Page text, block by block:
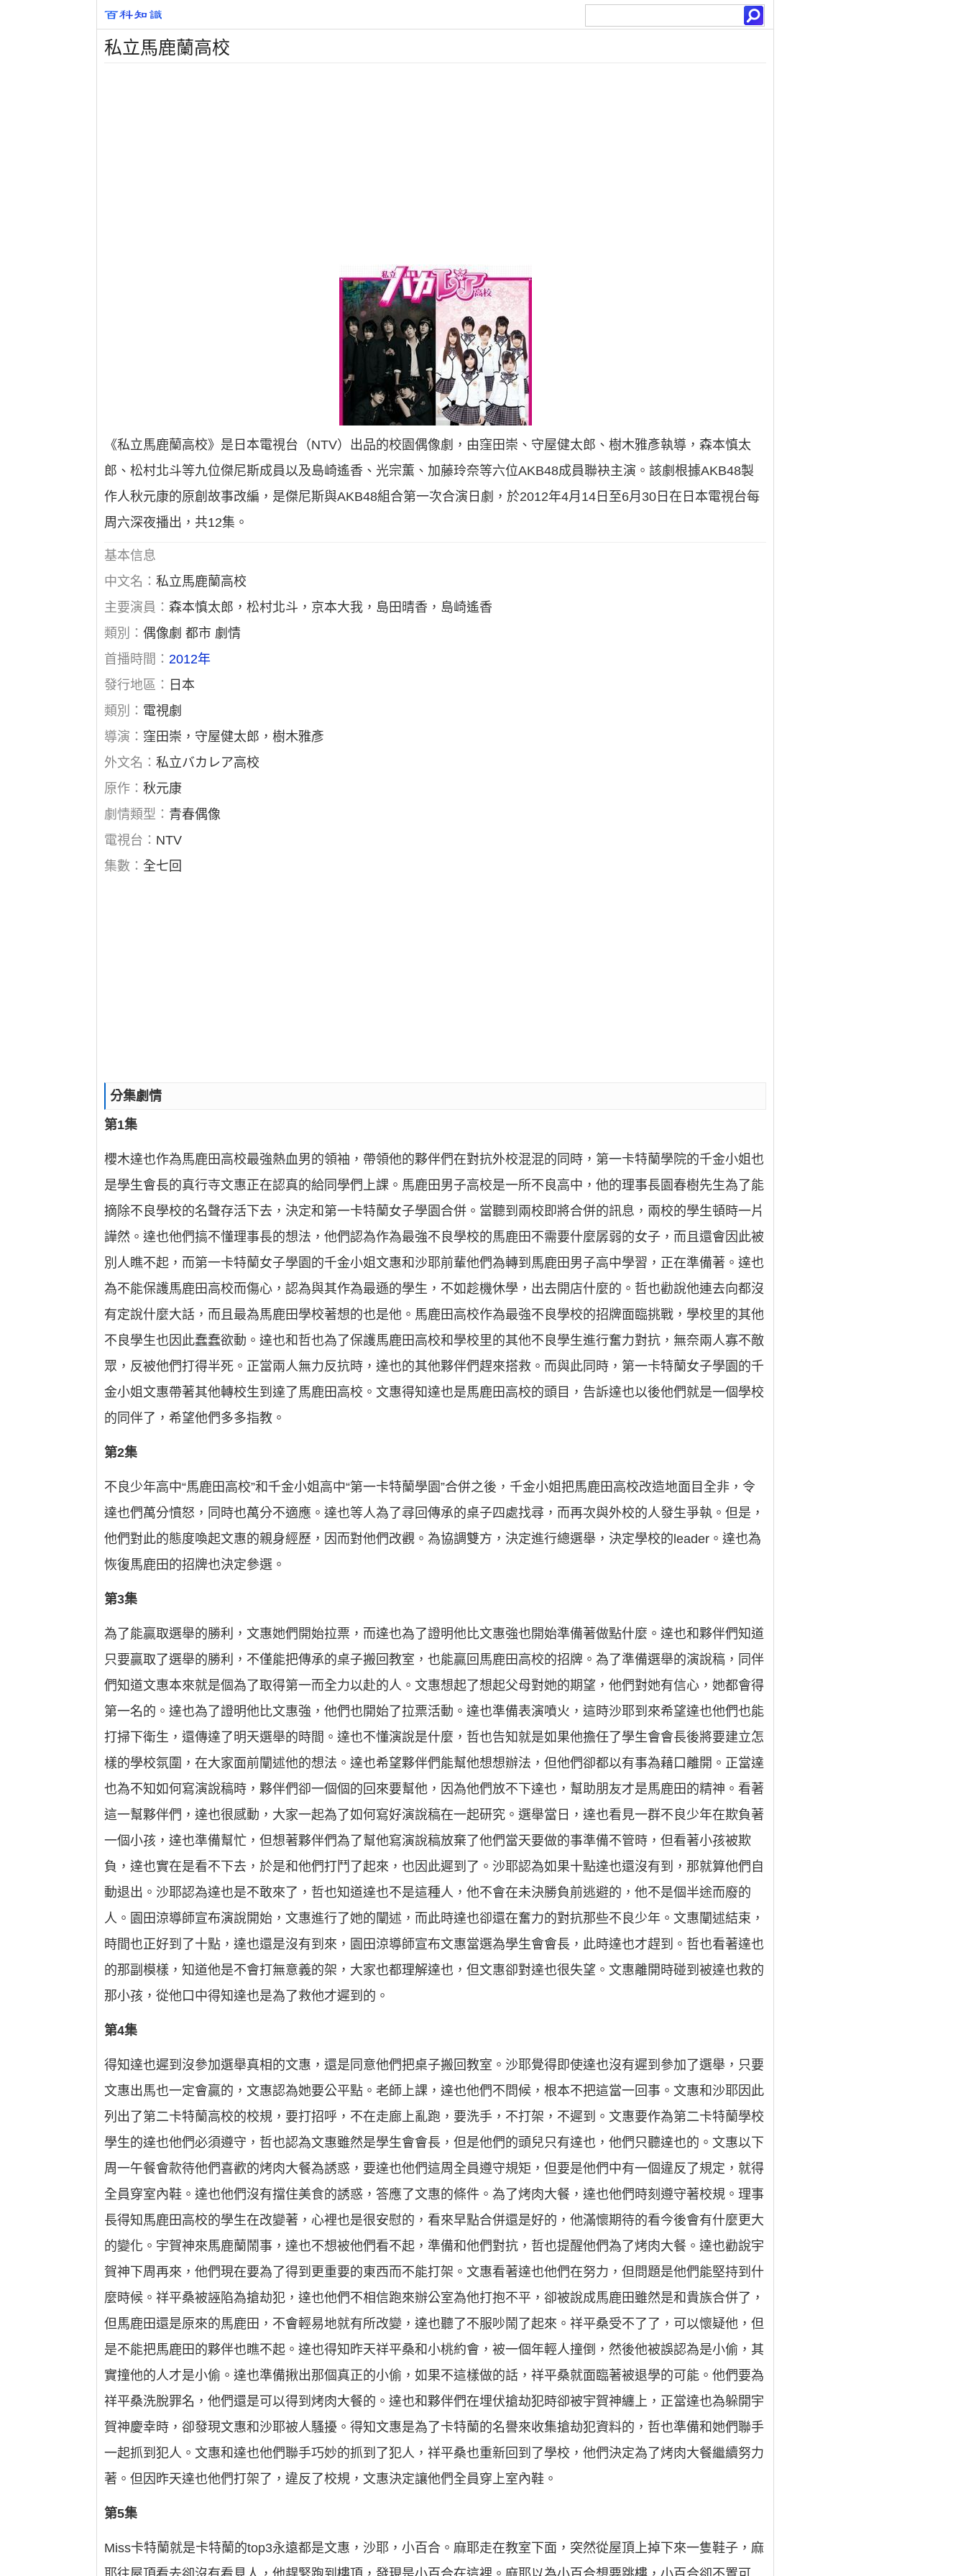
私立馬鹿蘭高校
《私立馬鹿蘭高校》是日本電視台（NTV）出品的校園偶像劇，由窪田崇、守屋健太郎、樹木雅彥執導，森本慎太
郎、松村北斗等九位傑尼斯成員以及島崎遙香、光宗薫、加藤玲奈等六位AKB48成員聯袂主演。該劇根據AKB48製
作人秋元康的原創故事改編，是傑尼斯與AKB48組合第一次合演日劇，於2012年4月14日至6月30日在日本電視台每
周六深夜播出，共12集。
基本信息
中文名：私立馬鹿蘭高校
主要演員：森本慎太郎，松村北斗，京本大我，島田晴香，島崎遙香
類別：偶像劇 都市 劇情
首播時間：2012年
發行地區： 日本
類別： 電視劇
導演： 窪田崇，守屋健太郎，樹木雅彥
外文名：私立バカレア高校
原作：秋元康
劇情類型： 青春偶像
電視台： NTV
集數： 全七回
分集劇情
第1集
櫻木達也作為馬鹿田高校最強熱血男的領袖，帶領他的夥伴們在對抗外校混混的同時，第一卡特蘭學院的千金小姐也
是學生會長的真行寺文惠正在認真的給同學們上課。馬鹿田男子高校是一所不良高中，他的理事長園春樹先生為了能
摘除不良學校的名聲存活下去，決定和第一卡特蘭女子學園合併。當聽到兩校即將合併的訊息，兩校的學生頓時一片
譁然。達也他們搞不懂理事長的想法，他們認為作為最強不良學校的馬鹿田不需要什麼孱弱的女子，而且還會因此被
別人瞧不起，而第一卡特蘭女子學園的千金小姐文惠和沙耶前輩他們為轉到馬鹿田男子高中學習，正在準備著。達也
為不能保護馬鹿田高校而傷心，認為與其作為最遜的學生，不如趁機休學，出去開店什麼的。哲也勸說他連去向都沒
有定說什麼大話，而且最為馬鹿田學校著想的也是他。馬鹿田高校作為最強不良學校的招牌面臨挑戰，學校里的其他
不良學生也因此蠢蠢欲動。達也和哲也為了保護馬鹿田高校和學校里的其他不良學生進行奮力對抗，無奈兩人寡不敵
眾，反被他們打得半死。正當兩人無力反抗時，達也的其他夥伴們趕來搭救。而與此同時，第一卡特蘭女子學園的千
金小姐文惠帶著其他轉校生到達了馬鹿田高校。文惠得知達也是馬鹿田高校的頭目，告訴達也以後他們就是一個學校
的同伴了，希望他們多多指教。
第2集
不良少年高中“馬鹿田高校”和千金小姐高中“第一卡特蘭學園”合併之後，千金小姐把馬鹿田高校改造地面目全非，令
達也們萬分憤怒，同時也萬分不適應。達也等人為了尋回傳承的桌子四處找尋，而再次與外校的人發生爭執。但是，
他們對此的態度喚起文惠的親身經歷，因而對他們改觀。為協調雙方，決定進行總選舉，決定學校的leader。達也為
恢復馬鹿田的招牌也決定參選。
第3集
為了能贏取選舉的勝利，文惠她們開始拉票，而達也為了證明他比文惠強也開始準備著做點什麼。達也和夥伴們知道
只要贏取了選舉的勝利，不僅能把傳承的桌子搬回教室，也能贏回馬鹿田高校的招牌。為了準備選舉的演說稿，同伴
們知道文惠本來就是個為了取得第一而全力以赴的人。文惠想起了想起父母對她的期望，他們對她有信心，她都會得
第一名的。達也為了證明他比文惠強，他們也開始了拉票活動。達也準備表演噴火，這時沙耶到來希望達也他們也能
打掃下衛生，還傳達了明天選舉的時間。達也不懂演說是什麼，哲也告知就是如果他擔任了學生會會長後將要建立怎
樣的學校氛圍，在大家面前闡述他的想法。達也希望夥伴們能幫他想想辦法，但他們卻都以有事為藉口離開。正當達
也為不知如何寫演說稿時，夥伴們卻一個個的回來要幫他，因為他們放不下達也，幫助朋友才是馬鹿田的精神。看著
這一幫夥伴們，達也很感動，大家一起為了如何寫好演說稿在一起研究。選舉當日，達也看見一群不良少年在欺負著
一個小孩，達也準備幫忙，但想著夥伴們為了幫他寫演說稿放棄了他們當天要做的事準備不管時，但看著小孩被欺
負，達也實在是看不下去，於是和他們打鬥了起來，也因此遲到了。沙耶認為如果十點達也還沒有到，那就算他們自
動退出。沙耶認為達也是不敢來了，哲也知道達也不是這種人，他不會在未決勝負前逃避的，他不是個半途而廢的
人。園田涼導師宣布演說開始，文惠進行了她的闡述，而此時達也卻還在奮力的對抗那些不良少年。文惠闡述結束，
時間也正好到了十點，達也還是沒有到來，園田涼導師宣布文惠當選為學生會會長，此時達也才趕到。哲也看著達也
的那副模樣，知道他是不會打無意義的架，大家也都理解達也，但文惠卻對達也很失望。文惠離開時碰到被達也救的
那小孩，從他口中得知達也是為了救他才遲到的。
第4集
得知達也遲到沒參加選舉真相的文惠，還是同意他們把桌子搬回教室。沙耶覺得即使達也沒有遲到參加了選舉，只要
文惠出馬也一定會贏的，文惠認為她要公平點。老師上課，達也他們不問候，根本不把這當一回事。文惠和沙耶因此
列出了第二卡特蘭高校的校規，要打招呼，不在走廊上亂跑，要洗手，不打架，不遲到。文惠要作為第二卡特蘭學校
學生的達也他們必須遵守，哲也認為文惠雖然是學生會會長，但是他們的頭兒只有達也，他們只聽達也的。文惠以下
周一午餐會款待他們喜歡的烤肉大餐為誘惑，要達也他們這周全員遵守規矩，但要是他們中有一個違反了規定，就得
全員穿室內鞋。達也他們沒有擋住美食的誘惑，答應了文惠的條件。為了烤肉大餐，達也他們時刻遵守著校規。理事
長得知馬鹿田高校的學生在改變著，心裡也是很安慰的，看來早點合併還是好的，他滿懷期待的看今後會有什麼更大
的變化。宇賀神來馬鹿蘭鬧事，達也不想被他們看不起，準備和他們對抗，哲也提醒他們為了烤肉大餐。達也勸說宇
賀神下周再來，他們現在要為了得到更重要的東西而不能打架。文惠看著達也他們在努力，但問題是他們能堅持到什
麼時候。祥平桑被誣陷為搶劫犯，達也他們不相信跑來辦公室為他打抱不平，卻被說成馬鹿田雖然是和貴族合併了，
但馬鹿田還是原來的馬鹿田，不會輕易地就有所改變，達也聽了不服吵鬧了起來。祥平桑受不了了，可以懷疑他，但
是不能把馬鹿田的夥伴也瞧不起。達也得知昨天祥平桑和小桃約會，被一個年輕人撞倒，然後他被誤認為是小偷，其
實撞他的人才是小偷。達也準備揪出那個真正的小偷，如果不這樣做的話，祥平桑就面臨著被退學的可能。他們要為
祥平桑洗脫罪名，他們還是可以得到烤肉大餐的。達也和夥伴們在埋伏搶劫犯時卻被宇賀神纏上，正當達也為躲開宇
賀神慶幸時，卻發現文惠和沙耶被人騷擾。得知文惠是為了卡特蘭的名譽來收集搶劫犯資料的，哲也準備和她們聯手
一起抓到犯人。文惠和達也他們聯手巧妙的抓到了犯人，祥平桑也重新回到了學校，他們決定為了烤肉大餐繼續努力
著。但因昨天達也他們打架了，違反了校規，文惠決定讓他們全員穿上室內鞋。
第5集
Miss卡特蘭就是卡特蘭的top3永遠都是文惠，沙耶，小百合。麻耶走在教室下面，突然從屋頂上掉下來一隻鞋子，麻